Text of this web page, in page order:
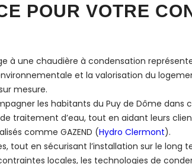
POUR VOTRE
à une chaudière à condensation
et la valorisation du
mesure.
les habitants du Puy de Dôme
traitement d’eau, tout en aidant leurs
comme GAZEND (Hydro Clermont).
tout en sécurisant l’installation sur le long
locales, les technologies de